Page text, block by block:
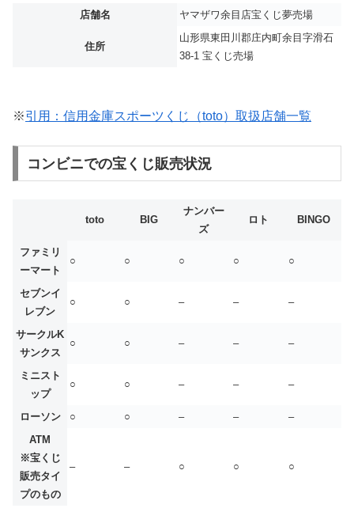
店舗名 ヤマザワ余目店宝くじ夢売場
住所
山形県東田川郡庄内町余目字滑石
38-1 宝くじ売場
※引用：信用金庫スポーツくじ（toto）取扱店舗一覧
コンビニでの宝くじ販売状況
toto BIG
ナンバー
ズ
ロト BINGO
ファミリ
ーマート
○ ○ ○ ○ ○
セブンイ
レブン
○ ○ – – –
サークルK
サンクス
○ ○ – – –
ミニスト
ップ
○ ○ – – –
ローソン ○ ○ – –
–
ATM
※宝くじ
販売タイ
プのもの
– – ○ ○ ○